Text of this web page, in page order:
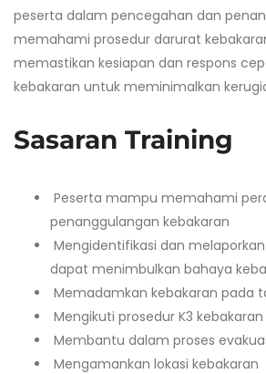
peserta dalam pencegahan dan
memahami prosedur darurat
memastikan kesiapan dan respons
kebakaran untuk meminimalkan
Sasaran Training
Peserta mampu memahami
penanggulangan kebakaran
Mengidentifikasi dan
dapat menimbulkan bahaya
Memadamkan kebakaran pada
Mengikuti prosedur K3
Membantu dalam proses
Mengamankan lokasi kebakaran